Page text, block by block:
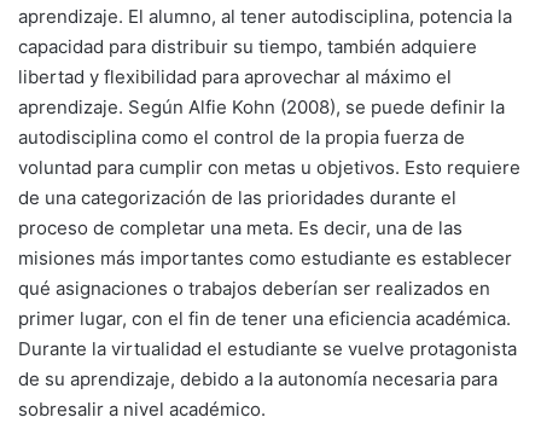
aprendizaje. El alumno, al tener autodisciplina, potencia la
capacidad para distribuir su tiempo, también adquiere
libertad y flexibilidad para aprovechar al máximo el
aprendizaje. Según Alfie Kohn (2008), se puede definir la
autodisciplina como el control de la propia fuerza de
voluntad para cumplir con metas u objetivos. Esto requiere
de una categorización de las prioridades durante el
proceso de completar una meta. Es decir, una de las
misiones más importantes como estudiante es establecer
qué asignaciones o trabajos deberían ser realizados en
primer lugar, con el fin de tener una eficiencia académica.
Durante la virtualidad el estudiante se vuelve protagonista
de su aprendizaje, debido a la autonomía necesaria para
sobresalir a nivel académico.